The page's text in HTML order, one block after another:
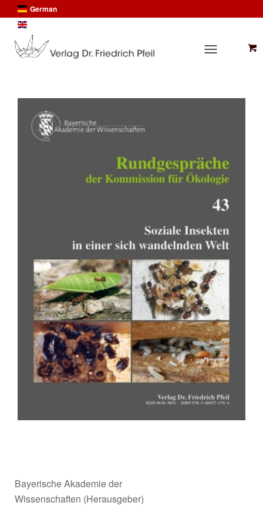
German
Bayerische Akademie der
Wissenschaften (Herausgeber)